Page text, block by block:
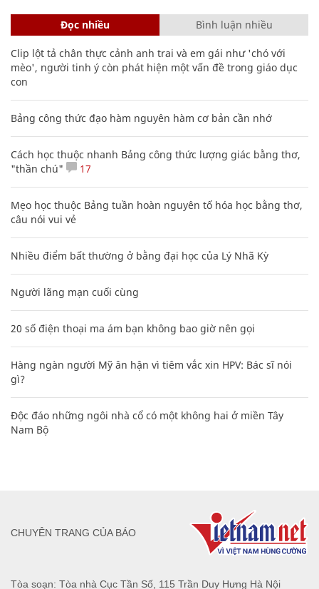
Đọc nhiều Bình luận nhiều
Clip lột tả chân thực cảnh anh trai và em gái như 'chó với
mèo', người tinh ý còn phát hiện một vấn đề trong giáo dục
con
Bảng công thức đạo hàm nguyên hàm cơ bản cần nhớ
Cách học thuộc nhanh Bảng công thức lượng giác bằng thơ,
"thần chú"
17
Mẹo học thuộc Bảng tuần hoàn nguyên tố hóa học bằng thơ,
câu nói vui vẻ
Nhiều điểm bất thường ở bằng đại học của Lý Nhã Kỳ
Người lãng mạn cuối cùng
20 số điện thoại ma ám bạn không bao giờ nên gọi
Hàng ngàn người Mỹ ân hận vì tiêm vắc xin HPV: Bác sĩ nói
gì?
Độc đáo những ngôi nhà cổ có một không hai ở miền Tây
Nam Bộ
Tòa soạn: Tòa nhà Cục Tần Số, 115 Trần Duy Hưng Hà Nội
CHUYÊN TRANG CỦA BÁO